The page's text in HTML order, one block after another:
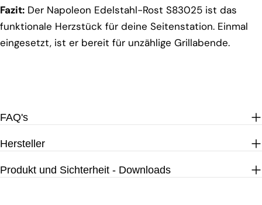
Fazit: Der Napoleon Edelstahl-Rost S83025 ist das
funktionale Herzstück für deine Seitenstation. Einmal
eingesetzt, ist er bereit für unzählige Grillabende.
FAQ's
Hersteller
Produkt und Sichterheit - Downloads